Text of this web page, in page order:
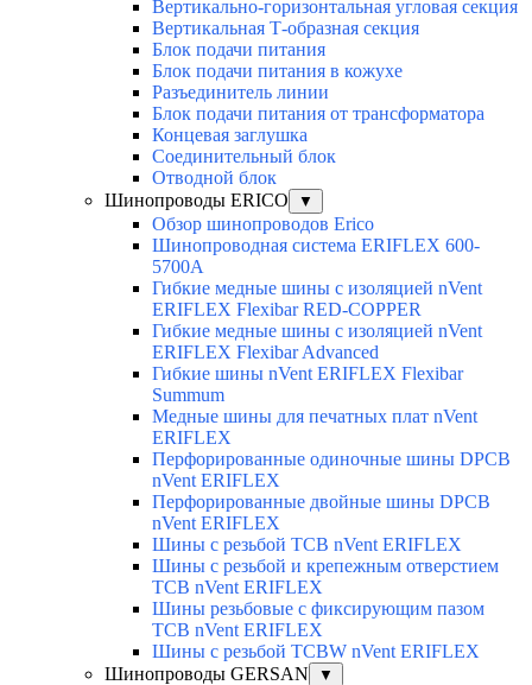
Вертикально-горизонтальная угловая секция
Вертикальная Т-образная секция
Блок подачи питания
Блок подачи питания в кожухе
Разъединитель линии
Блок подачи питания от трансформатора
Концевая заглушка
Соединительный блок
Отводной блок
Шинопроводы ERICO
▼
Обзор шинопроводов Erico
Шинопроводная система ERIFLEX 600-
5700A
Гибкие медные шины с изоляцией nVent
ERIFLEX Flexibar RED-COPPER
Гибкие медные шины с изоляцией nVent
ERIFLEX Flexibar Advanced
Гибкие шины nVent ERIFLEX Flexibar
Summum
Медные шины для печатных плат nVent
ERIFLEX
Перфорированные одиночные шины DPCB
nVent ERIFLEX
Перфорированные двойные шины DPCB
nVent ERIFLEX
Шины с резьбой TCB nVent ERIFLEX
Шины с резьбой и крепежным отверстием
TCB nVent ERIFLEX
Шины резьбовые с фиксирующим пазом
TCB nVent ERIFLEX
Шины с резьбой TCBW nVent ERIFLEX
Шинопроводы GERSAN
▼